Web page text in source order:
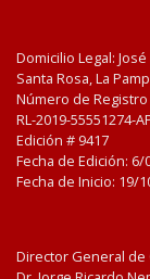
Domicilio Legal:
Santa Rosa, La
Número de Registro
RL-2019-55551274-
Edición # 9417
Fecha de Edición: 6/
Fecha de Inicio: 19/
Director General de